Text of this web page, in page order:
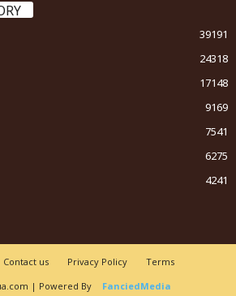
39191
24318
17148
9169
7541
6275
4241
Contact us Privacy Policy
Terms
| Powered By
FanciedMedia